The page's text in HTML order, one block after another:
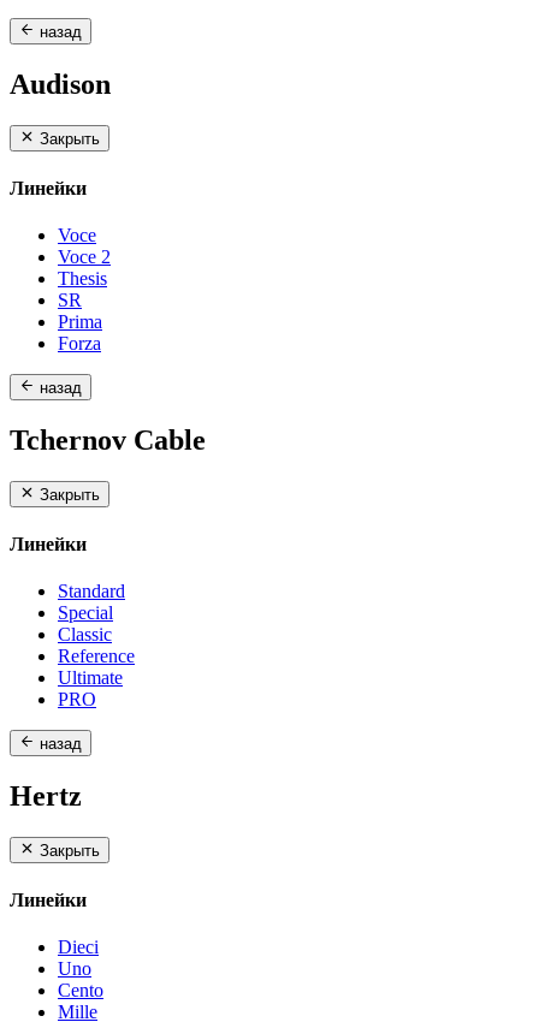
назад
Audison
Закрыть
Линейки
Voce
Voce 2
Thesis
SR
Prima
Forza
назад
Tchernov Cable
Закрыть
Линейки
Standard
Special
Classic
Reference
Ultimate
PRO
назад
Hertz
Закрыть
Линейки
Dieci
Uno
Cento
Mille